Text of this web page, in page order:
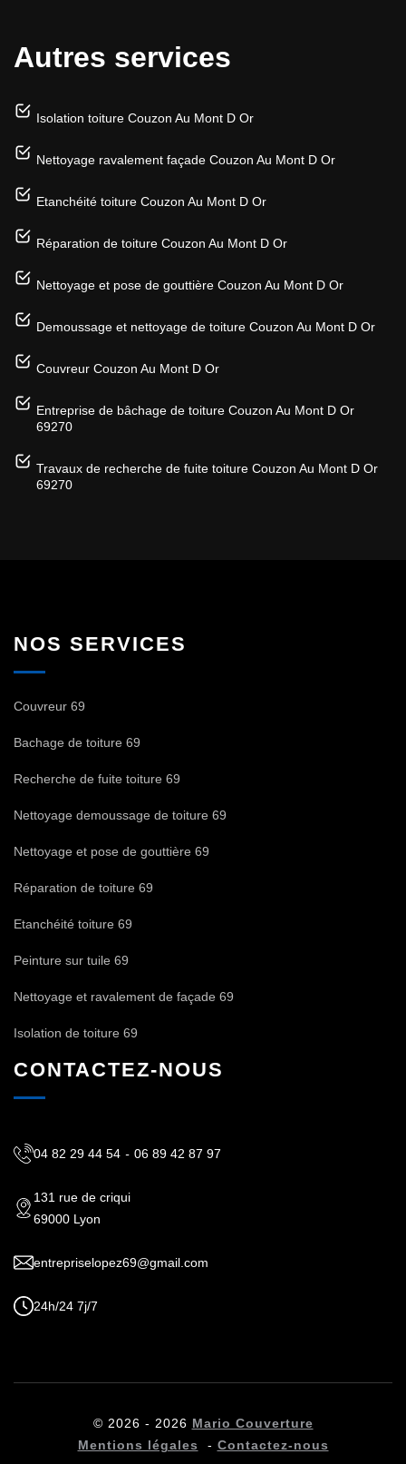
Autres services
Isolation toiture Couzon Au Mont D Or
Nettoyage ravalement façade Couzon Au Mont D Or
Etanchéité toiture Couzon Au Mont D Or
Réparation de toiture Couzon Au Mont D Or
Nettoyage et pose de gouttière Couzon Au Mont D Or
Demoussage et nettoyage de toiture Couzon Au Mont D Or
Couvreur Couzon Au Mont D Or
Entreprise de bâchage de toiture Couzon Au Mont D Or
69270
Travaux de recherche de fuite toiture Couzon Au Mont D Or
69270
NOS SERVICES
Couvreur 69
Bachage de toiture 69
Recherche de fuite toiture 69
Nettoyage demoussage de toiture 69
Nettoyage et pose de gouttière 69
Réparation de toiture 69
Etanchéité toiture 69
Peinture sur tuile 69
Nettoyage et ravalement de façade 69
Isolation de toiture 69
CONTACTEZ-NOUS
04 82 29 44 54 - 06 89 42 87 97
131 rue de criqui
69000 Lyon
entrepriselopez69@gmail.com
24h/24 7j/7
© 2026 - 2026 Mario Couverture
Mentions légales - Contactez-nous